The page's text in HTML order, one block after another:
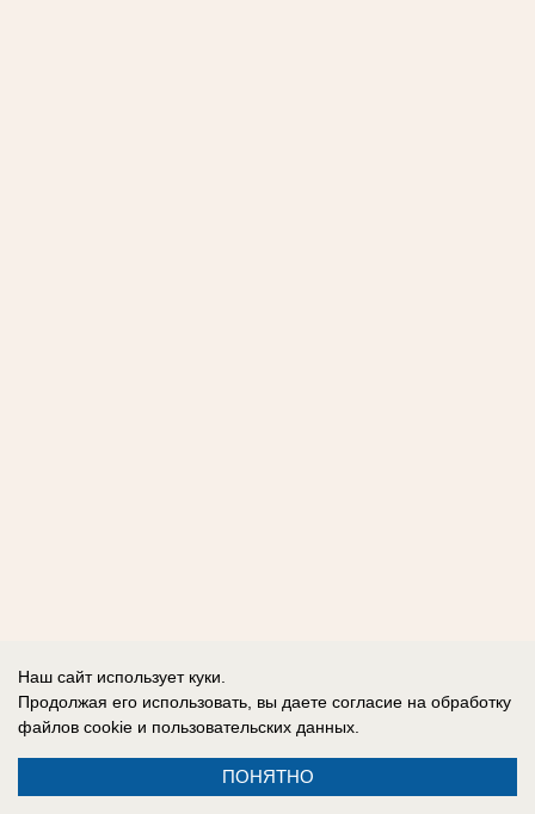
Наш сайт использует куки.
Продолжая его использовать, вы даете согласие на обработку
файлов cookie и пользовательских данных.
ПОНЯТНО